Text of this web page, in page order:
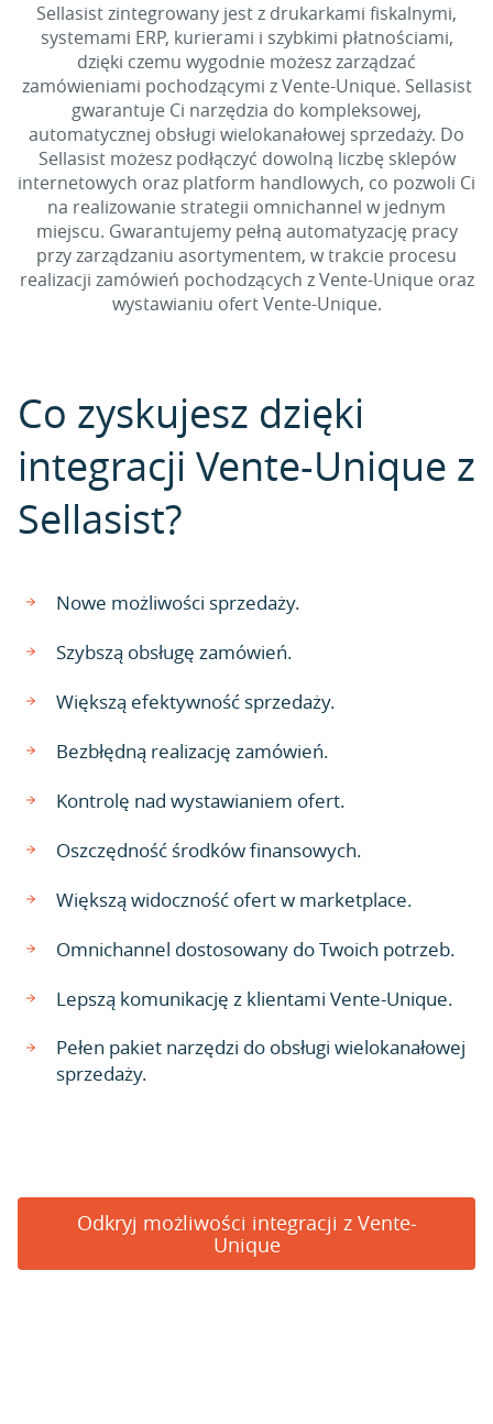
Sellasist zintegrowany jest z drukarkami fiskalnymi,
systemami ERP, kurierami i szybkimi płatnościami,
dzięki czemu wygodnie możesz zarządzać
zamówieniami pochodzącymi z Vente-Unique. Sellasist
gwarantuje Ci narzędzia do kompleksowej,
automatycznej obsługi wielokanałowej sprzedaży. Do
Sellasist możesz podłączyć dowolną liczbę sklepów
internetowych oraz platform handlowych, co pozwoli Ci
na realizowanie strategii omnichannel w jednym
miejscu. Gwarantujemy pełną automatyzację pracy
przy zarządzaniu asortymentem, w trakcie procesu
realizacji zamówień pochodzących z Vente-Unique oraz
wystawianiu ofert Vente-Unique.
Co zyskujesz dzięki
integracji Vente-Unique z
Sellasist?
Nowe możliwości sprzedaży.
Szybszą obsługę zamówień.
Większą efektywność sprzedaży.
Bezbłędną realizację zamówień.
Kontrolę nad wystawianiem ofert.
Oszczędność środków finansowych.
Większą widoczność ofert w marketplace.
Omnichannel dostosowany do Twoich potrzeb.
Lepszą komunikację z klientami Vente-Unique.
Pełen pakiet narzędzi do obsługi wielokanałowej
sprzedaży.
Odkryj możliwości integracji z Vente-
Unique